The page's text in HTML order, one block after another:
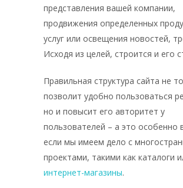
представления вашей компании,
продвижения определенных
услуг или освещения новостей,
Исходя из целей, строится и его
Правильная структура сайта не
позволит удобно пользоваться
но и повысит его авторитет у
пользователей – а это особенно
если мы имеем дело с
проектами, такими как каталоги
интернет-магазины.